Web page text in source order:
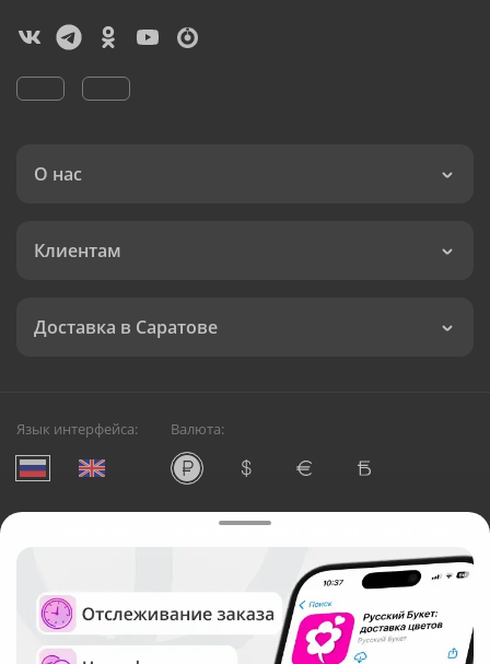
О нас
Клиентам
Доставка в Саратове
Язык интерфейса: Валюта:
Служба круглосуточной доставки цветов в Саратове
Русский Букет, 2026
Общество с ограниченной ответственностью «Технология»
ОГРН: 1195476081745, ИНН: 5410081997
Юридический адрес: г. Новосибирск, ул. Ипподромская,
д.42, оф. 3